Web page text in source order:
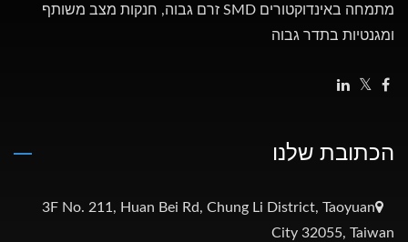
מתמחה באינדוקטורים SMD זרם גבוה, חנקות מצב משותף
ומגנטיות בתדר גבוה
הכתובת שלנו
3F No. 211, Huan Bei Rd, Chung Li District, Taoyuan
City 32055, Taiwan